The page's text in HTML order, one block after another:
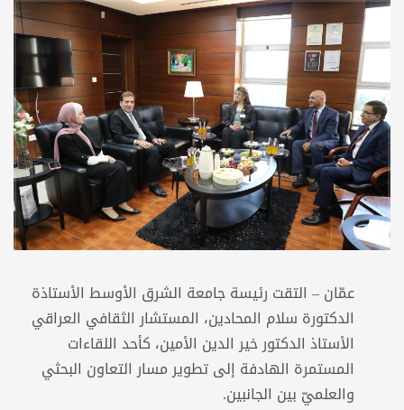
عمّان – التقت رئيسة جامعة الشرق الأوسط الأستاذة
الدكتورة سلام المحادين، المستشار الثقافي العراقي
الأستاذ الدكتور خير الدين الأمين، كأحد اللقاءات
المستمرة الهادفة إلى تطوير مسار التعاون البحثي
والعلميّ بين الجانبين.